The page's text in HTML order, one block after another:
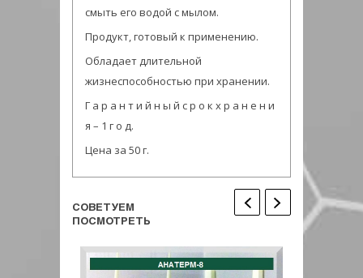
смыть его водой с мылом.
Продукт, готовый к применению.
Обладает длительной
жизнеспособностью при хранении.
Г а р а н т и й н ы й с р о к х р а н е н и
я – 1 г о д.
Цена за 50 г.
СОВЕТУЕМ
ПОСМОТРЕТЬ